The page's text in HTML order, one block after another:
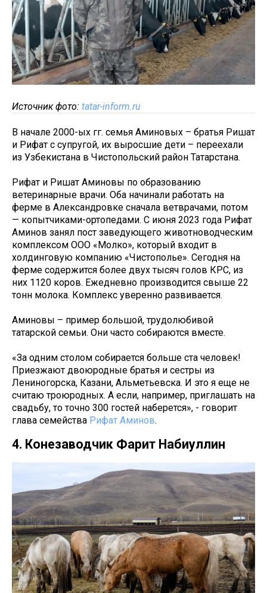
Источник фото: tatar-inform.ru
В начале 2000-ых гг. семья Аминовых – братья Ришат
и Рифат с супругой, их выросшие дети – переехали
из Узбекистана в Чистопольский район Татарстана.
Рифат и Ришат Аминовы по образованию
ветеринарные врачи. Оба начинали работать на
ферме в Александровке сначала ветврачами, потом
— копытчиками-ортопедами. С июня 2023 года Рифат
Аминов занял пост заведующего животноводческим
комплексом ООО «Молко», который входит в
холдинговую компанию «Чистополье». Сегодня на
ферме содержится более двух тысяч голов КРС, из
них 1120 коров. Ежедневно производится свыше 22
тонн молока. Комплекс уверенно развивается.
Аминовы – пример большой, трудолюбивой
татарской семьи. Они часто собираются вместе.
«За одним столом собирается больше ста человек!
Приезжают двоюродные братья и сестры из
Лениногорска, Казани, Альметьевска. И это я еще не
считаю троюродных. А если, например, приглашать на
свадьбу, то точно 300 гостей наберется», - говорит
глава семейства Рифат Аминов.
4. Конезаводчик Фарит Набиуллин